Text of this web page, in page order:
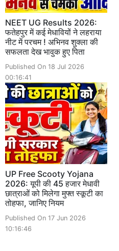
NEET UG Results 2026:
फतेहपुर में कई मेधावियों ने लहराया
नीट में परचम ! अभिनव शुक्ला की
सफलता देख भावुक हुए पिता
Published On 18 Jul 2026
00:16:41
UP Free Scooty Yojana
2026: यूपी की 45 हजार मेधावी
छात्राओं को मिलेगा मुफ्त स्कूटी का
तोहफा, जानिए नियम
Published On 17 Jun 2026
10:16:46